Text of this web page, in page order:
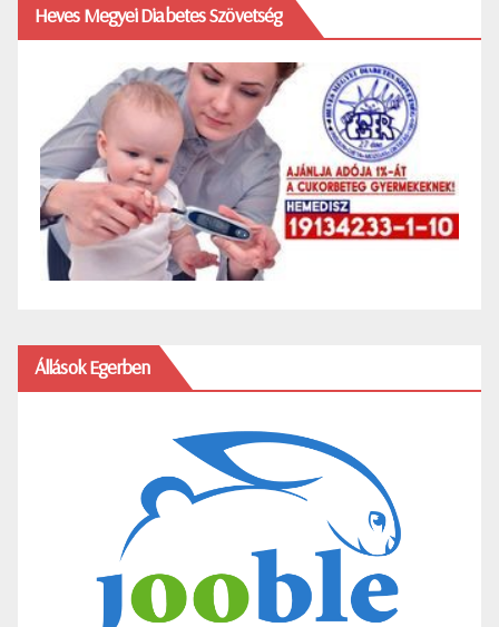
Heves Megyei Diabetes Szövetség
Állások Egerben